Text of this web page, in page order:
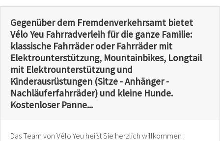
Gegenüber dem Fremdenverkehrsamt bietet
Vélo Yeu Fahrradverleih für die ganze Familie:
klassische Fahrräder oder Fahrräder mit
Elektrounterstützung, Mountainbikes, Longtail
mit Elektrounterstützung und
Kinderausrüstungen (Sitze - Anhänger -
Nachläuferfahrräder) und kleine Hunde.
Kostenloser Panne...
Das Team von Vélo Yeu heißt Sie herzlich willkommen :